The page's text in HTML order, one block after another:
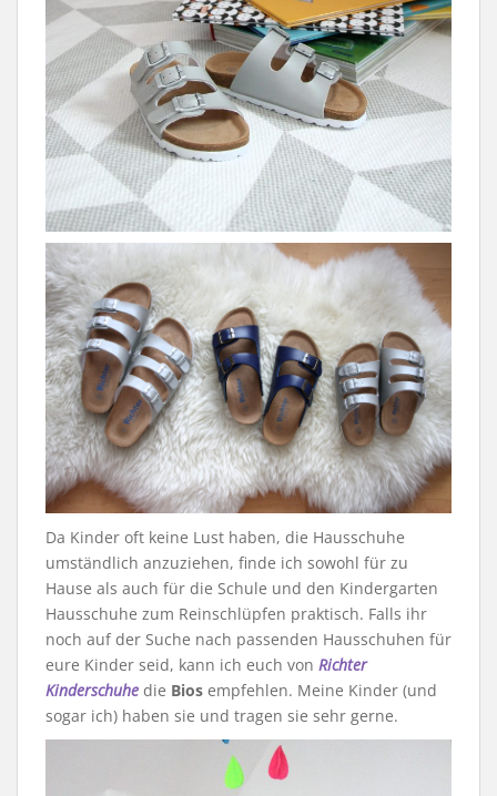
Da Kinder oft keine Lust haben, die Hausschuhe
umständlich anzuziehen, finde ich sowohl für zu
Hause als auch für die Schule und den Kindergarten
Hausschuhe zum Reinschlüpfen praktisch. Falls ihr
noch auf der Suche nach passenden Hausschuhen für
eure Kinder seid, kann ich euch von Richter
Kinderschuhe die Bios empfehlen. Meine Kinder (und
sogar ich) haben sie und tragen sie sehr gerne.